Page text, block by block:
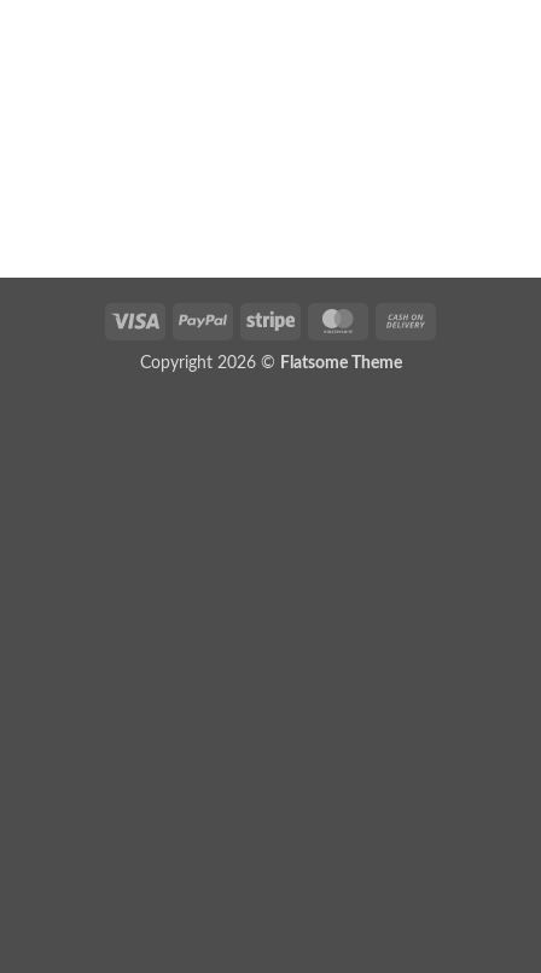
Visa PayPal Stripe MasterCard
Copyright 2026 © Flatsome Theme